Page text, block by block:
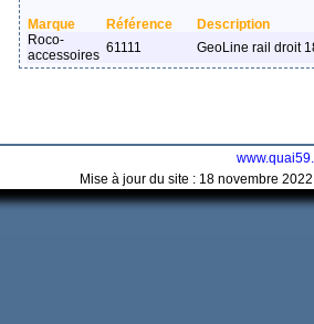
Marque Référence
Description
Roco-
accessoires 61111 GeoLine rail droit
Mise à jour du site : 18 novembre